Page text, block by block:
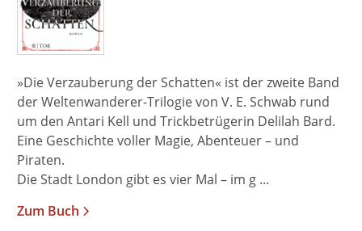
»Die Verzauberung der Schatten« ist der zweite Band
der Weltenwanderer-Trilogie von V. E. Schwab rund
um den Antari Kell und Trickbetrügerin Delilah Bard.
Eine Geschichte voller Magie, Abenteuer – und
Piraten.
Die Stadt London gibt es vier Mal – im g ...
Zum Buch